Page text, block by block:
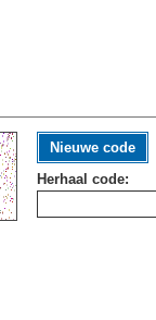
Nieuwe code
Herhaal code: